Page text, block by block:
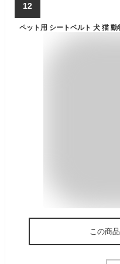
12
この商